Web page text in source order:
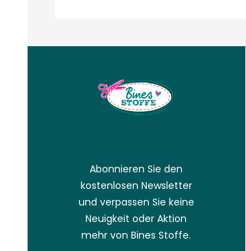
Abonnieren Sie den
kostenlosen Newsletter
und verpassen Sie keine
Neuigkeit oder Aktion
mehr von Bines Stoffe.